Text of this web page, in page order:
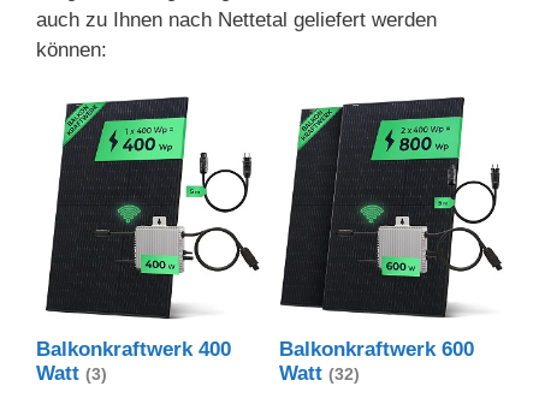
auch zu Ihnen nach Nettetal geliefert werden
können:
Balkonkraftwerk 400
Watt (3)
Balkonkraftwerk 600
Watt (32)